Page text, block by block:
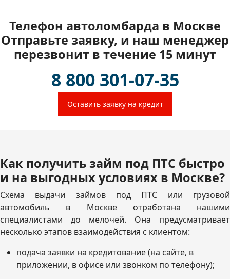
Телефон автоломбарда в Москве
Отправьте заявку, и наш менеджер
перезвонит в течение 15 минут
8 800 301-07-35
Оставить заявку на кредит
Как получить займ под ПТС быстро
и на выгодных условиях в Москве?
Схема выдачи займов под ПТС или грузовой
автомобиль в Москве отработана нашими
специалистами до мелочей. Она предусматривает
несколько этапов взаимодействия с клиентом:
подача заявки на кредитование (на сайте, в
приложении, в офисе или звонком по телефону);